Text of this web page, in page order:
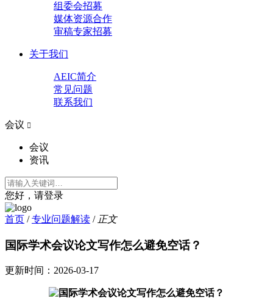
组委会招募
媒体资源合作
审稿专家招募
关于我们
AEIC简介
常见问题
联系我们
会议 
会议
资讯
您好，请登录
首页 / 专业问题解读 / 正文
国际学术会议论文写作怎么避免空话？
更新时间： 2026-03-17